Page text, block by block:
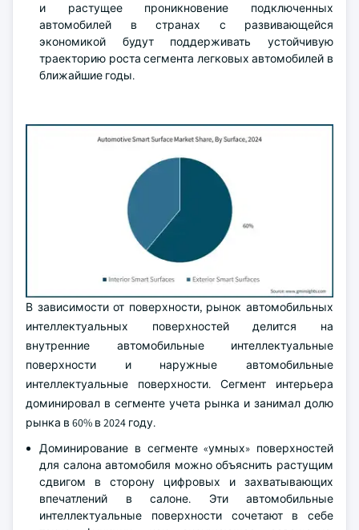
и растущее проникновение подключенных
автомобилей в странах с развивающейся
экономикой будут поддерживать устойчивую
траекторию роста сегмента легковых автомобилей в
ближайшие годы.
В зависимости от поверхности, рынок автомобильных
интеллектуальных поверхностей делится на
внутренние автомобильные интеллектуальные
поверхности и наружные автомобильные
интеллектуальные поверхности. Сегмент интерьера
доминировал в сегменте учета рынка и занимал долю
рынка в 60% в 2024 году.
Доминирование в сегменте «умных» поверхностей
для салона автомобиля можно объяснить растущим
сдвигом в сторону цифровых и захватывающих
впечатлений в салоне. Эти автомобильные
интеллектуальные поверхности сочетают в себе